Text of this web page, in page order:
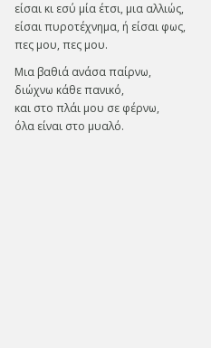
είσαι κι εσύ μία έτσι, μια αλλιώς,
είσαι πυροτέχνημα, ή είσαι φως,
πες μου, πες μου.
Μια βαθιά ανάσα παίρνω,
διώχνω κάθε πανικό,
και στο πλάι μου σε φέρνω,
όλα είναι στο μυαλό.